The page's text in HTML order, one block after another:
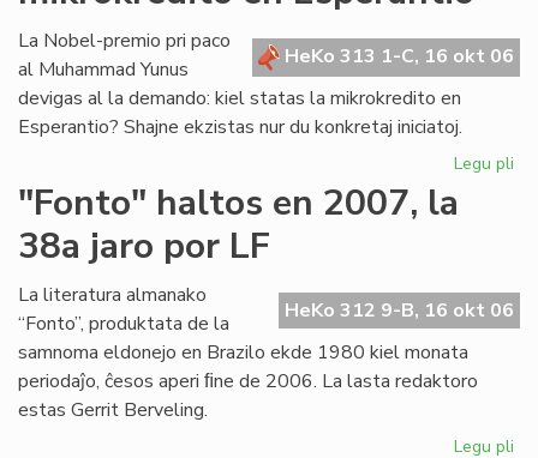
HeKo 313 1-C, 16 okt 06
La Nobel-premio pri paco
al Muhammad Yunus
devigas al la demando: kiel statas la mikrokredito en
Esperantio? Shajne ekzistas nur du konkretaj iniciatoj.
Legu pli
"Fonto" haltos en 2007, la
38a jaro por LF
HeKo 312 9-B, 16 okt 06
La literatura almanako
“Fonto”, produktata de la
samnoma eldonejo en Brazilo ekde 1980 kiel monata
periodaĵo, ĉesos aperi ﬁne de 2006. La lasta redaktoro
estas Gerrit Berveling.
Legu pli